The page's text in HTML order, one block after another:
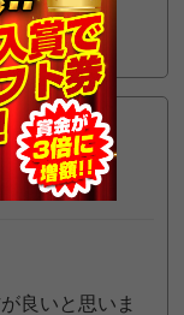
良いと思いま